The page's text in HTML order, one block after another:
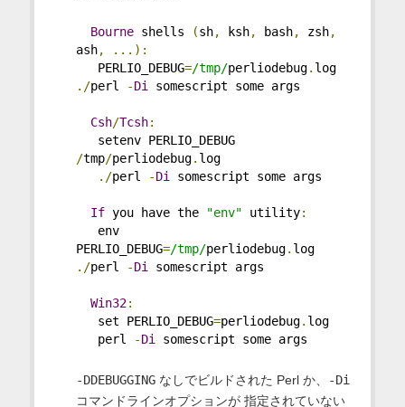
Bourne shells (sh, ksh, bash, zsh,
ash,
...):
PERLIO_DEBUG=/tmp/perliodebug.
log
./perl -Di somescript some args
Csh/Tcsh:
setenv PERLIO_DEBUG
/tmp/perliodebug. log
./perl -Di somescript some args
If you have the "env" utility:
env
PERLIO_DEBUG=/tmp/perliodebug.
log
./perl -Di somescript args
Win32:
set PERLIO_DEBUG=perliodebug. log
perl
-Di somescript some args
-DDEBUGGINGなしでビルドされた Perl か、
-Di
コマンドラインオプションが 指定されていない